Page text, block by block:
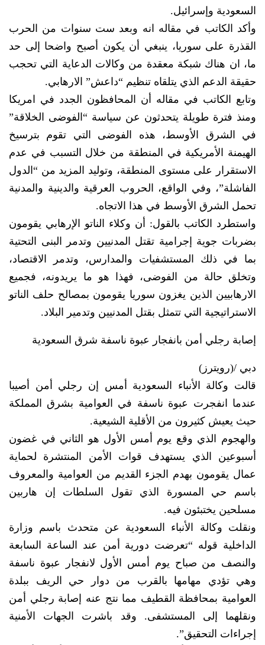
السعودية وإسرائيل.
وأكد الكاتب في مقاله انه وبعد ست سنوات من الحرب
القذرة على سوريا، ينبغي أن يكون أصبح واضحا إلى حد
ما، ان هناك شبكة معقدة من وكالات الدعاية التي تحجب
حقيقة الدعم الذي يتلقاه تنظيم “داعش” الارهابي.
وتابع الكاتب في مقاله أن المحافظون الجدد في امريكا
ومنذ فترة طويلة يتحدثون عن سياسة “الفوضى الخلاقة”
في الشرق الأوسط، هذه الفوضى التي تقوم بترسيخ
الهيمنة الأمريكية في المنطقة من خلال التسبب في عدم
الاستقرار على مستوى المنطقة، وتوليد المزيد من “الدول
الفاشلة”، وفي الواقع، الحروب العرقية والدينية والمدنية
تحمل الشرق الأوسط في هذا الاتجاه.
واستطرد الكاتب بالقول: أن وكلاء الناتو الإرهابي يقومون
بضربات جوية إجرامية تقتل المدنيين وتدمر البنى التحتية
بما في ذلك المستشفيات والمدارس، وتدمر الاقتصاد،
وتخلق حالة من الفوضى، فهذا هو ما يريدونه، فجميع
الارهابيين الذين يغزون سوريا يقومون بمصالح حلف الناتو
الاستراتيجية التي تتمثل بقتل المدنيين وتدمير البلاد.
إصابة رجلي أمن بانفجار عبوة ناسفة شرق السعودية
دبي /(رويترز)
قالت وكالة الأنباء السعودية أمس إن رجلي أمن أصيبا
عندما انفجرت عبوة ناسفة في العوامية بشرق المملكة
حيث يعيش كثيرون من الأقلية الشيعية.
والهجوم الذي وقع يوم أمس الأول هو الثاني في غضون
أسبوعين الذي يستهدف قوات الأمن المنتشرة لحماية
عمال يقومون بهدم الجزء القديم من العوامية والمعروف
باسم حي المسورة الذي تقول السلطات إن هاربين
مسلحين يختبئون فيه.
ونقلت وكالة الأنباء السعودية عن متحدث باسم وزارة
الداخلية قوله “تعرضت دورية أمن عند الساعة السابعة
والنصف من صباح يوم أمس الأول لانفجار عبوة ناسفة
وهي تؤدي مهامها بالقرب من دوار حي الريف ببلدة
العوامية بمحافظة القطيف مما نتج عنه إصابة رجلي أمن
ونقلهما إلى المستشفى. وقد باشرت الجهات الأمنية
إجراءات التحقيق”.